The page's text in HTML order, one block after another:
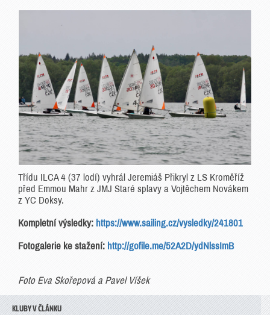
Třídu ILCA 4 (37 lodí) vyhrál Jeremiáš Přikryl z LS Kroměříž
před Emmou Mahr z JMJ Staré splavy a Vojtěchem Novákem
z YC Doksy.
Kompletní výsledky: https://www.sailing.cz/vysledky/241801
Fotogalerie ke stažení: http://gofile.me/52A2D/ydNlssImB
Foto Eva Skořepová a Pavel Víšek
KLUBY V ČLÁNKU